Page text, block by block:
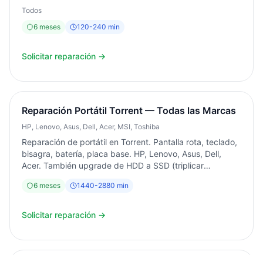
Todos
6 meses 120-240 min
Solicitar reparación →
Reparación Portátil Torrent — Todas las Marcas
HP, Lenovo, Asus, Dell, Acer, MSI, Toshiba
Reparación de portátil en Torrent. Pantalla rota, teclado,
bisagra, batería, placa base. HP, Lenovo, Asus, Dell,
Acer. También upgrade de HDD a SSD (triplicar
gratuito. Garantía 6 meses.
6 meses 1440-2880 min
Solicitar reparación →